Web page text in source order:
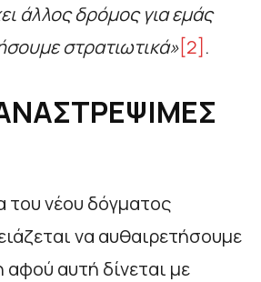
άλλος δρόμος για εμάς
στρατιωτικά»[2] .
του νέου δόγματος
να αυθαιρετήσουμε
αυτή δίνεται με